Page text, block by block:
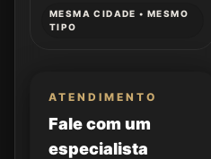
MESMA CIDADE • MESMO
TIPO
ATENDIMENTO
Fale com um
especialista